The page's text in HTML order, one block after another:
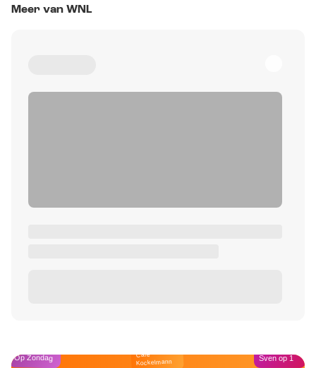
Meer van WNL
Op Zondag Café
Kockelmann Sven op 1